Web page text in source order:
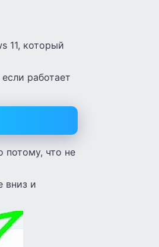
11, который
работает
потому, что не
вниз и